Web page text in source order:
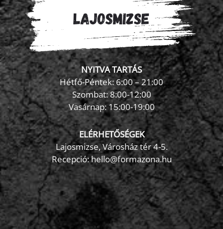
NYITVA TARTÁS
Hétfő-Péntek: 6:00 – 21:00
Szombat: 8:00-12:00
Vasárnap: 15:00-19:00
ELÉRHETŐSÉGEK
Lajosmizse, Városház tér 4-5.
Recepció:hello@formazona.hu
FormaZona chatbot ×